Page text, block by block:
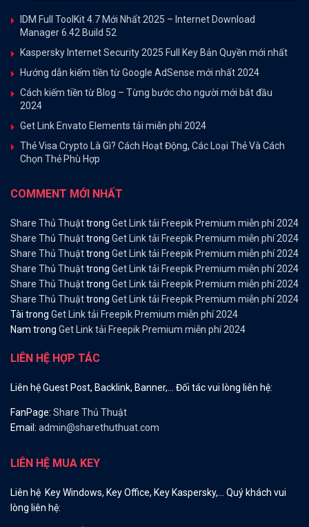
IDM Full ToolKit 4.7 Mới Nhất 2025 – Internet Download
Manager 6.42 Build 52
Kaspersky Internet Security 2025 Full Key Bản Quyền mới nhất
Hướng dẫn kiếm tiền từ Google AdSense mới nhất 2024
Cách kiếm tiền từ Blog – Từng bước cho người mới bắt đầu
2024
Get Link Envato Elements tải miễn phí 2024
Thẻ Visa Crypto Là Gì? Cách Hoạt Động, Các Loại Thẻ Và Cách
Chọn Thẻ Phù Hợp
COMMENT MỚI NHẤT
Share Thủ Thuậttrong Get Link tải Freepik Premium miễn phí 2024
Share Thủ Thuậttrong Get Link tải Freepik Premium miễn phí 2024
Share Thủ Thuậttrong Get Link tải Freepik Premium miễn phí 2024
Share Thủ Thuậttrong Get Link tải Freepik Premium miễn phí 2024
Share Thủ Thuậttrong Get Link tải Freepik Premium miễn phí 2024
Share Thủ Thuậttrong Get Link tải Freepik Premium miễn phí 2024
Tài trong Get Link tải Freepik Premium miễn phí 2024
Nam trong Get Link tải Freepik Premium miễn phí 2024
LIÊN HỆ HỢP TÁC
Liên hệ Guest Post, Backlink, Banner,… Đối tác vui lòng liên hệ:
FanPage: Share Thủ Thuật
Email: admin@sharethuthuat.com
LIÊN HỆ MUA KEY
Liên hệ Key Windows, Key Office, Key Kaspersky,… Quý khách vui
lòng liên hệ: